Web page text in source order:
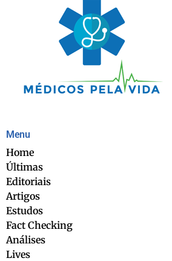
Menu
Home
Últimas
Editoriais
Artigos
Estudos
Fact Checking
Análises
Lives